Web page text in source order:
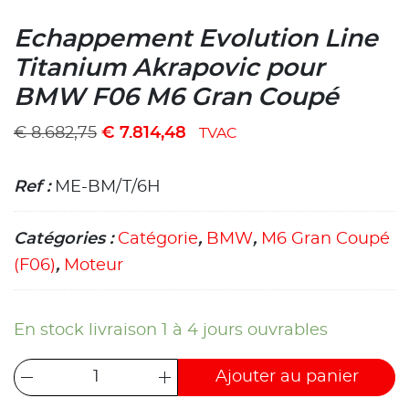
Echappement Evolution Line
Titanium Akrapovic pour
BMW F06 M6 Gran Coupé
€8.682,75 € 7.814,48 TVAC
Ref : ME-BM/T/6H
Catégories : Catégorie, BMW, M6 Gran Coupé
(F06), Moteur
En stock livraison 1 à 4 jours ouvrables
Ajouter au panier